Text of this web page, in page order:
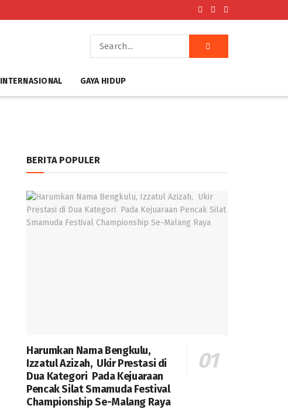
INTERNASIONAL GAYA HIDUP
BERITA POPULER
Harumkan Nama Bengkulu,
Izzatul Azizah, Ukir Prestasi di
Dua Kategori Pada Kejuaraan
Pencak Silat Smamuda Festival
Championship Se-Malang Raya